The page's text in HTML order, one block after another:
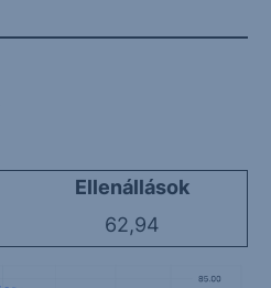
Ellenállások
62,94